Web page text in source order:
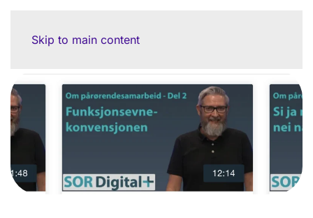
Skip to main content